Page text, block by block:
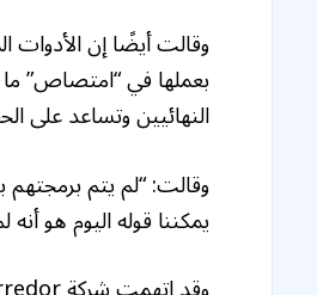
وقالت أيضًا إن
بعملها في “امتصاص” ما
النهائيين وتساعد على
وقالت: “لم يتم
يمكننا قوله اليوم هو